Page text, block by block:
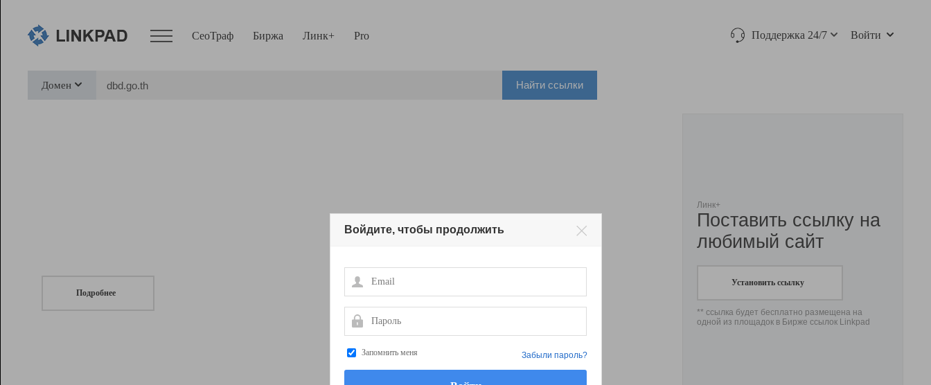
СеоТраф Биржа Линк+ Pro Поддержка 24/7 Войти
Домен Найти ссылки
Подробнее
Линк+
Поставить ссылку на
любимый сайт
Установить ссылку
** ссылка будет бесплатно размещена на
одной из площадок в Бирже ссылок Linkpad
Войдите, чтобы продолжить
Email
Пароль
Запомнить меня Забыли пароль?